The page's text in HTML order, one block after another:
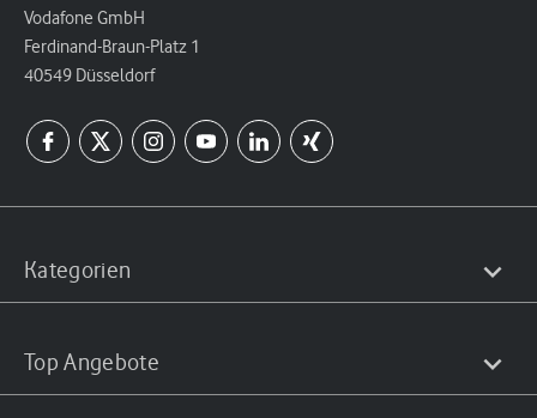
Vodafone GmbH
Ferdinand-Braun-Platz 1
40549 Düsseldorf
Kategorien
Top Angebote